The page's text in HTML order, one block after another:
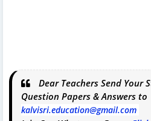
Dear Teachers Send Your
Question Papers & Answers to
kalvisri.education@gmail.com